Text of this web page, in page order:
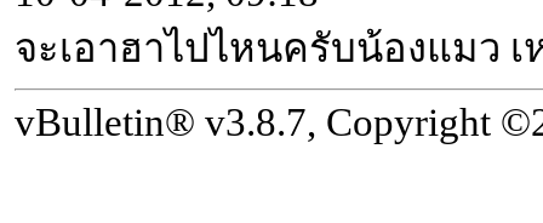
จะเอาฮาไปไหนครับน้องแมว เ
vBulletin® v3.8.7, Copyright